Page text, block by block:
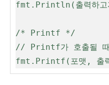
fmt.Println(출력하고
/* Printf */
// Printf가 호출될 때
fmt.Printf(포맷, 출력